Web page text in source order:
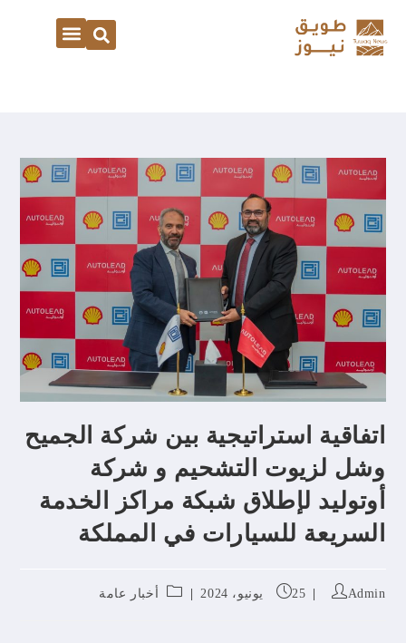
اتفاقية استراتيجية بين شركة الجميح
وشل لزيوت التشحيم و شركة
أوتوليد لإطلاق شبكة مراكز الخدمة
السريعة للسيارات في المملكة
Admin 25 يونيو، 2024 أخبار عامة